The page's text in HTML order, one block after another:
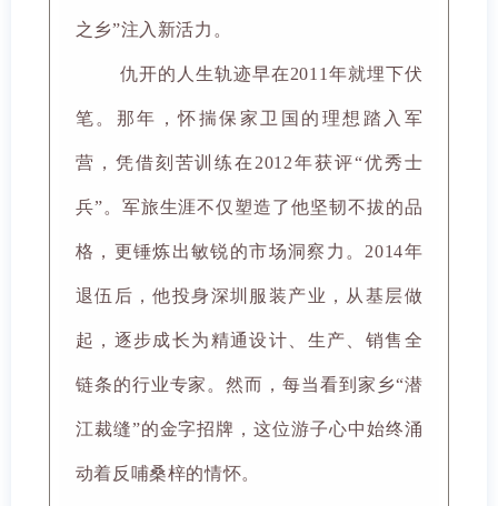
之乡”注入新活力。
仇开的人生轨迹早在2011年就埋下伏
笔。那年，怀揣保家卫国的理想踏入军
营，凭借刻苦训练在2012年获评“优秀士
兵”。军旅生涯不仅塑造了他坚韧不拔的品
格，更锤炼出敏锐的市场洞察力。2014年
退伍后，他投身深圳服装产业，从基层做
起，逐步成长为精通设计、生产、销售全
链条的行业专家。然而，每当看到家乡“潜
江裁缝”的金字招牌，这位游子心中始终涌
动着反哺桑梓的情怀。